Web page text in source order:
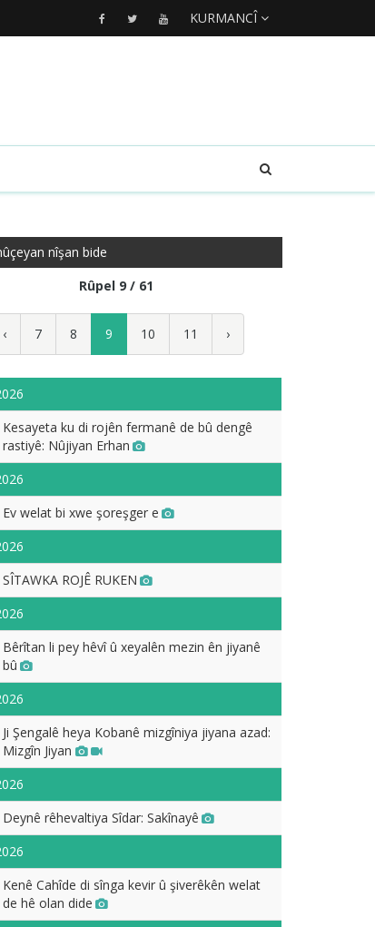
KURMANCÎ
nîşan bide
Rûpel 9 / 61
‹ 7 8 9 10 11 ›
Kesayeta ku di rojên fermanê de bû dengê
rastiyê: Nûjiyan Erhan
Ev welat bi xwe şoreşger e
SÎTAWKA ROJÊ RUKEN
Bêrîtan li pey hêvî û xeyalên mezin ên jiyanê
bû
Ji Şengalê heya Kobanê mizgîniya jiyana azad:
Mizgîn Jiyan
Deynê rêhevaltiya Sîdar: Sakînayê
Kenê Cahîde di sînga kevir û şiverêkên welat
de hê olan dide